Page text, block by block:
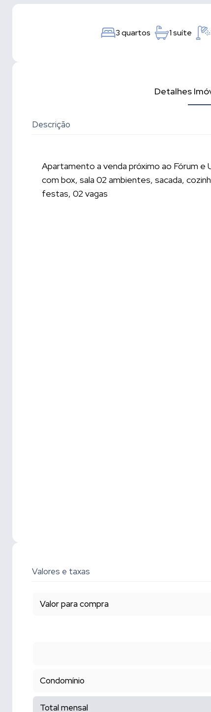
3 quartos 1 suíte
Detalhes
Descrição
Apartamento a venda próximo ao Fórum e
com box, sala 02 ambientes, sacada,
festas, 02 vagas
Valores e taxas
Valor para compra
Condomínio
Total mensal